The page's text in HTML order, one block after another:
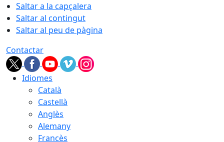
Saltar a la capçalera
Saltar al contingut
Saltar al peu de pàgina
Contactar
Idiomes
Català
Castellà
Anglès
Alemany
Francès